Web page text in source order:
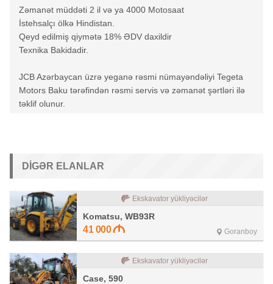
Zəmanət müddəti 2 il və ya 4000 Motosaat
İstehsalçı ölkə Hindistan.
Qeyd edilmiş qiymətə 18% ƏDV daxildir
Texnika Bakidadir.
JCB Azərbaycan üzrə yeganə rəsmi nümayəndəliyi Tegeta
Motors Baku tərəfindən rəsmi servis və zəmanət şərtləri ilə
təklif olunur.
DIGƏR ELANLAR
Ekskavator yükliyəcilər
Komatsu, WB93R
41 000 Goranboy
Ekskavator yükliyəcilər
Case, 590